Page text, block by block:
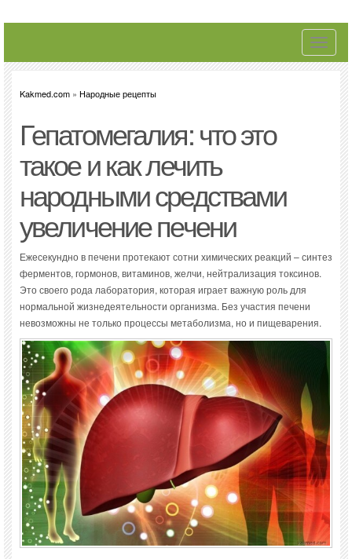
Toggle
Kakmed.com » Народные рецепты
Гепатомегалия: что это
такое и как лечить
народными средствами
увеличение печени
Ежесекундно в печени протекают сотни химических реакций – синтез
ферментов, гормонов, витаминов, желчи, нейтрализация токсинов.
Это своего рода лаборатория, которая играет важную роль для
нормальной жизнедеятельности организма. Без участия печени
невозможны не только процессы метаболизма, но и пищеварения.